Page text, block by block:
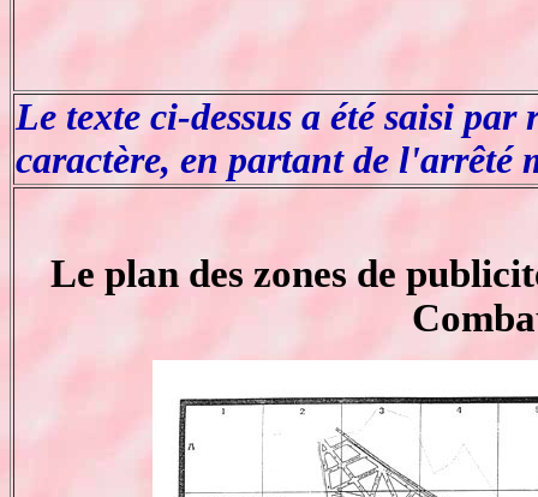
Le texte ci-dessus a été saisi par
caractère, en partant de l'arrêté
Le plan des zones de